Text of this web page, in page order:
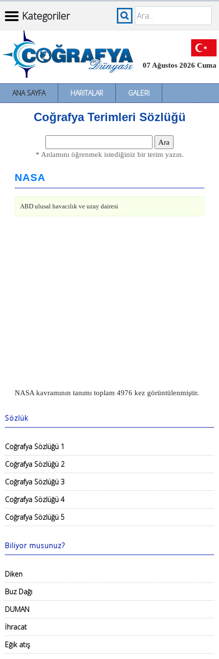
Kategoriler
07 Ağustos 2026 Cuma
ANA SAYFA HARITALAR
GALERI
İNCELEMELER
SÖZLÜKLER İL İL TÜRKIYE
Coğrafya Terimleri Sözlüğü
* Anlamını öğrenmek istediğiniz bir terim yazın.
NASA
ABD ulusal havacılık ve uzay dairesi
NASA kavramının tanımı toplam 4976 kez görüntülenmiştir.
Sözlük
Coğrafya Sözlüğü 1
Coğrafya Sözlüğü 2
Coğrafya Sözlüğü 3
Coğrafya Sözlüğü 4
Coğrafya Sözlüğü 5
Biliyor musunuz?
Diken
Buz Dağı
DUMAN
İhracat
Eğik atış